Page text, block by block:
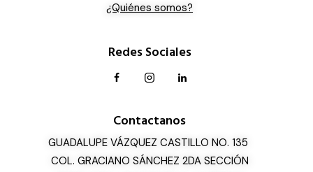
¿Quiénes somos?
Redes Sociales
Contactanos
GUADALUPE VÁZQUEZ CASTILLO NO. 135
COL. GRACIANO SÁNCHEZ 2DA SECCIÓN